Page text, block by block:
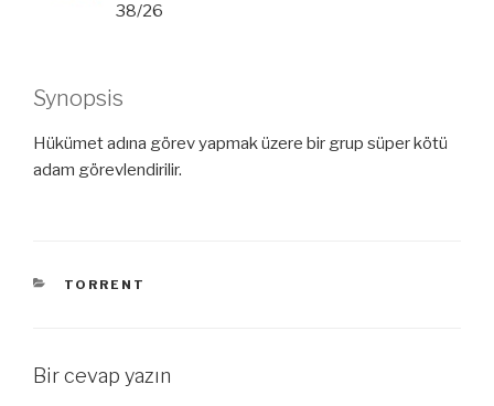
38/26
Synopsis
Hükümet adına görev yapmak üzere bir grup süper kötü
adam görevlendirilir.
KATEGORILER
TORRENT
Bir cevap yazın